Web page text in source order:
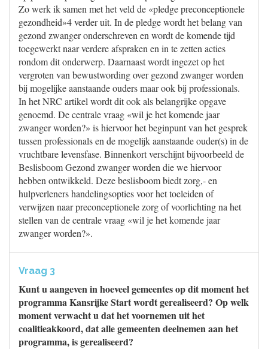
Zo werk ik samen met het veld de «pledge preconceptionele
gezondheid»4 verder uit. In de pledge wordt het belang van
gezond zwanger onderschreven en wordt de komende tijd
toegewerkt naar verdere afspraken en in te zetten acties
rondom dit onderwerp. Daarnaast wordt ingezet op het
vergroten van bewustwording over gezond zwanger worden
bij mogelijke aanstaande ouders maar ook bij professionals.
In het NRC artikel wordt dit ook als belangrijke opgave
genoemd. De centrale vraag «wil je het komende jaar
zwanger worden?» is hiervoor het beginpunt van het gesprek
tussen professionals en de mogelijk aanstaande ouder(s) in de
vruchtbare levensfase. Binnenkort verschijnt bijvoorbeeld de
Beslisboom Gezond zwanger worden die we hiervoor
hebben ontwikkeld. Deze beslisboom biedt zorg,- en
hulpverleners handelingsopties voor het toeleiden of
verwijzen naar preconceptionele zorg of voorlichting na het
stellen van de centrale vraag «wil je het komende jaar
zwanger worden?».
Vraag 3
Kunt u aangeven in hoeveel gemeentes op dit moment het
programma Kansrijke Start wordt gerealiseerd? Op welk
moment verwacht u dat het voornemen uit het
coalitieakkoord, dat alle gemeenten deelnemen aan het
programma, is gerealiseerd?